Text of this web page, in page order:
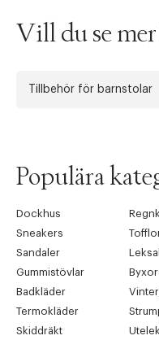
Vill du se
Tillbehör för barnstolar
Populära
Dockhus
Sneakers
Sandaler
Gummistövlar
Byxor
Badkläder
Termokläder
Skiddräkt